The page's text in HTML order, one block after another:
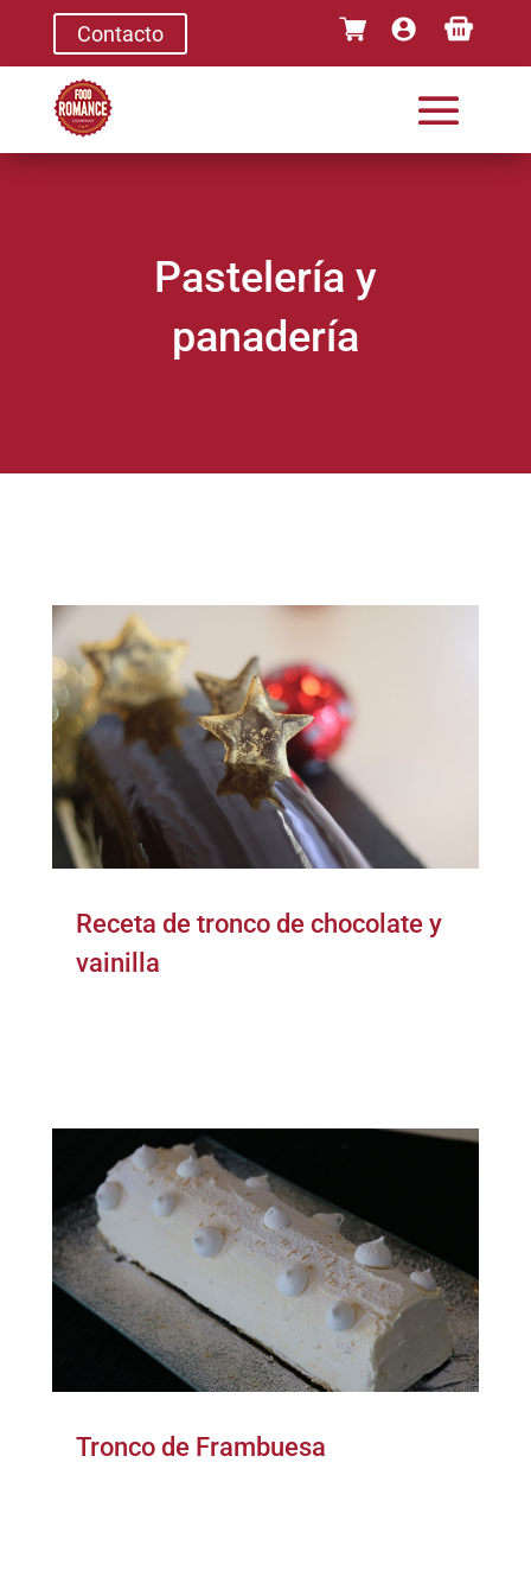
Contacto
Pastelería y
panadería
Receta de tronco de chocolate y
vainilla
Tronco de Frambuesa